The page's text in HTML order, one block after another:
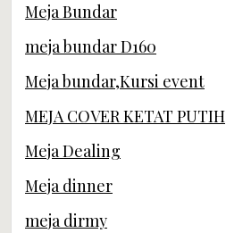
Meja Bundar
meja bundar D160
Meja bundar,Kursi event
MEJA COVER KETAT PUTIH
Meja Dealing
Meja dinner
meja dirmy